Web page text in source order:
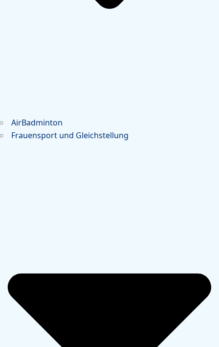
AirBadminton
Frauensport und Gleichstellung